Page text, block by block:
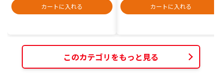
カートに入れる
カートに入れる
このカテゴリをもっと見る